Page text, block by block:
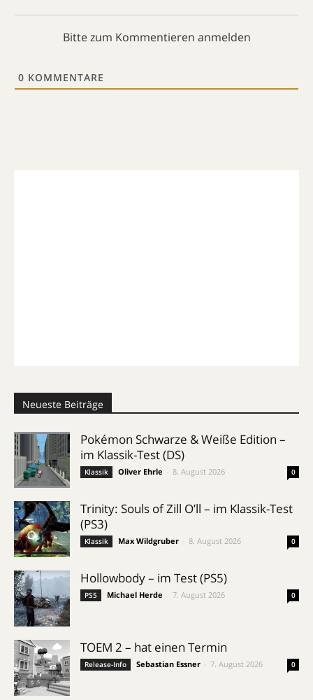
Bitte zum Kommentieren anmelden
0 KOMMENTARE
Neueste Beiträge
Pokémon Schwarze & Weiße Edition –
im Klassik-Test (DS)
Klassik Oliver Ehrle 8. August 2026 0
Trinity: Souls of Zill O’ll – im Klassik-Test
(PS3)
Klassik Max Wildgruber 8. August 2026 0
Hollowbody – im Test (PS5)
PS5 Michael Herde 7. August 2026 0
TOEM 2 – hat einen Termin
Release-Info Sebastian Essner 7. August 2026 0